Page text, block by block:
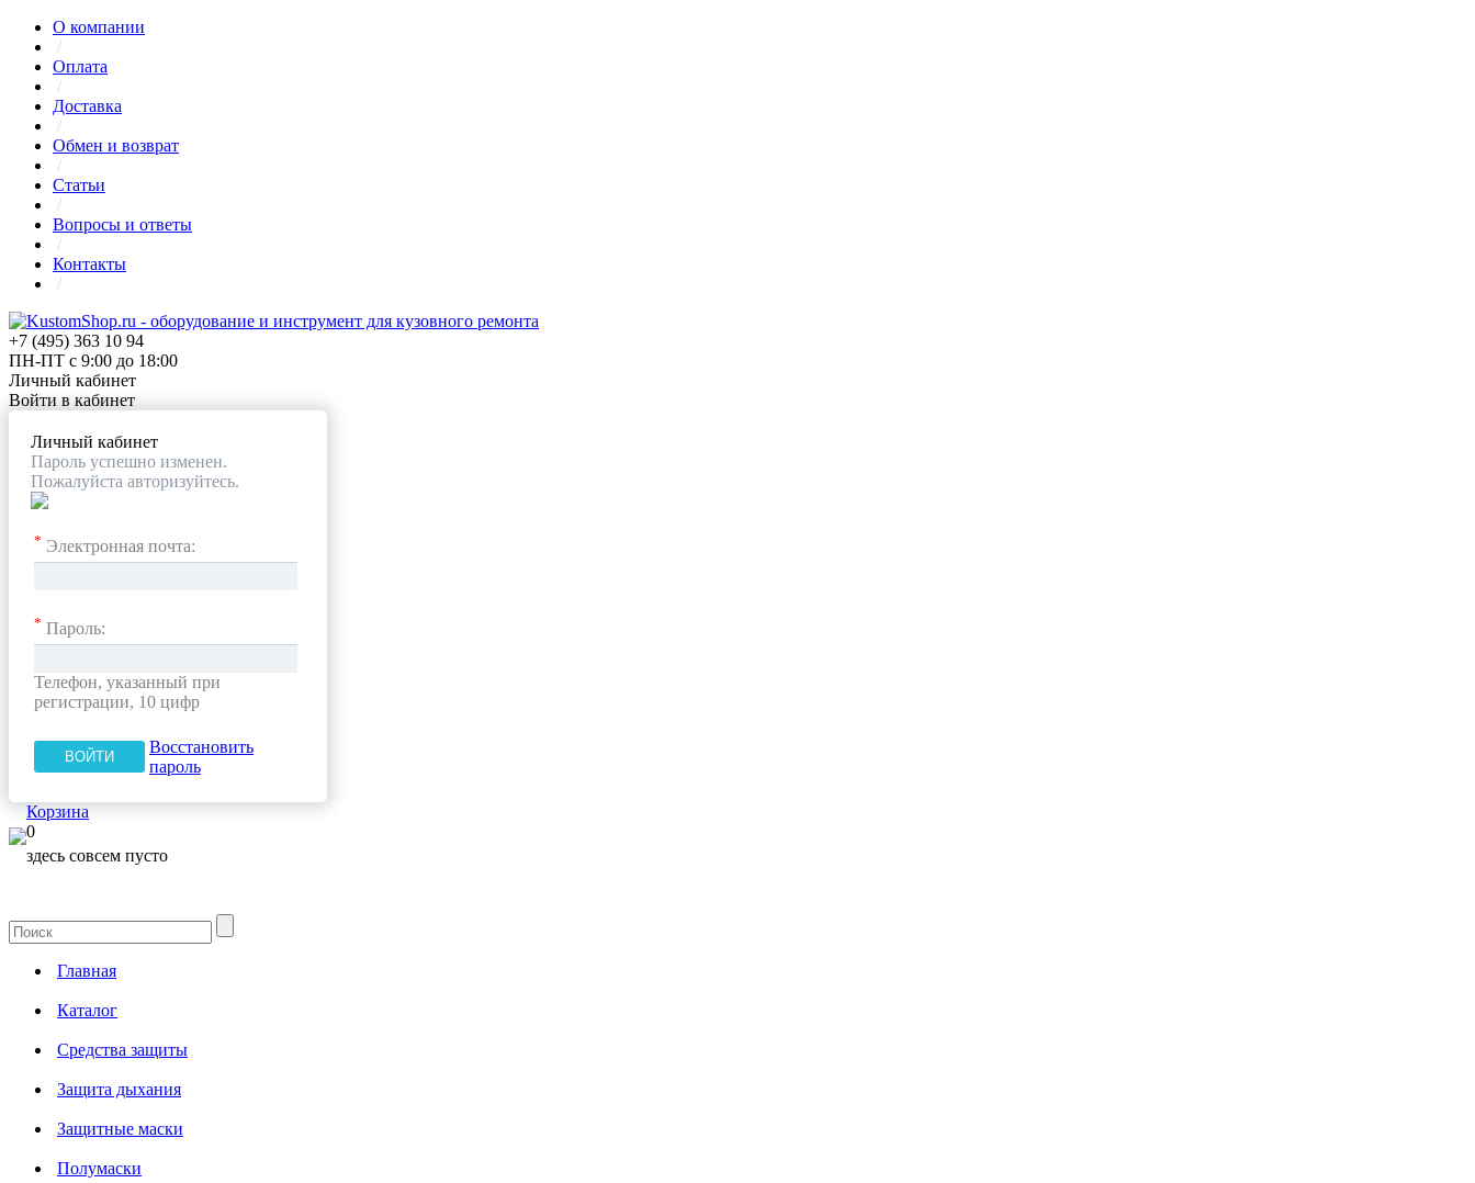
О компании
/
Оплата
/
Доставка
/
Обмен и возврат
/
Статьи
/
Вопросы и ответы
/
Контакты
/
+7 (495) 363 10 94
ПН-ПТ с 9:00 до 18:00
Личный кабинет
Войти в кабинет
Личный кабинет
Пароль успешно изменен.
Пожалуйста авторизуйтесь.
* Электронная почта:
* Пароль:
Телефон, указанный при
регистрации, 10 цифр
Восстановить
пароль
Корзина
0
здесь совсем пусто
Главная
Каталог
Средства защиты
Защита дыхания
Защитные маски
Полумаски